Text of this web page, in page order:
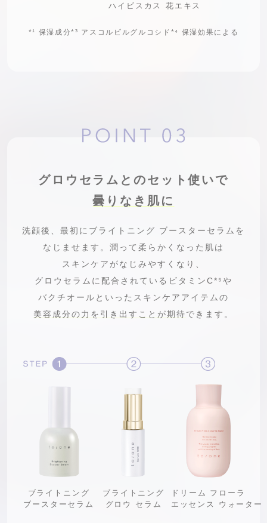
ハイビスカス
花エキス
*¹ 保湿成分*³ アスコルビルグルコシド *⁴ 保湿効果による
グロウセラムとのセット使いで
曇りなき肌に
洗顔後、最初にブライトニング ブースターセラムを
なじませます。 潤って柔らかくなった肌は
スキンケアがなじみやすくなり、
グロウセラムに配合されているビタミンC*⁵や
バクチオールといったスキンケアアイテムの
美容成分の力を引き出すことが期待できます。
ブライトニング
ブースターセラム
ブライトニング
グロウ セラム
ドリーム フローラ
エッセンス ウォーター